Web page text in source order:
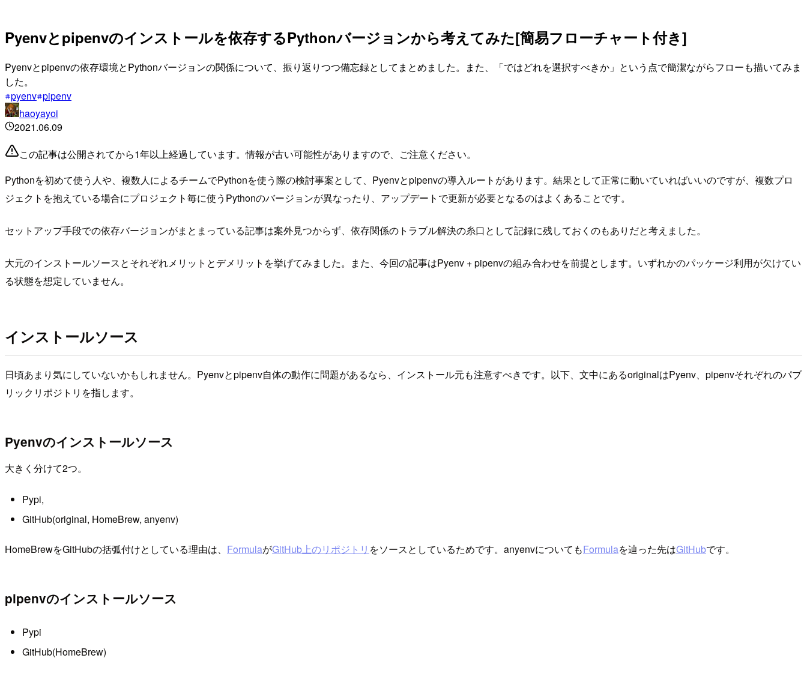
Pyenvとpipenvのインストールを依存するPythonバージョンから考えてみた[簡易フローチャート付き]
Pyenvとpipenvの依存環境とPythonバージョンの関係について、振り返りつつ備忘録としてまとめました。また、「ではどれを選択すべきか」という点で簡潔ながらフローも描いてみま
した。
pyenv pipenv
haoyayoi
2021.06.09
この記事は公開されてから1年以上経過しています。情報が古い可能性がありますので、ご注意ください。
Pythonを初めて使う人や、複数人によるチームでPythonを使う際の検討事案として、Pyenvとpipenvの導入ルートがあります。結果として正常に動いていればいいのですが、複数プロ
ジェクトを抱えている場合にプロジェクト毎に使うPythonのバージョンが異なったり、アップデートで更新が必要となるのはよくあることです。
セットアップ手段での依存バージョンがまとまっている記事は案外見つからず、依存関係のトラブル解決の糸口として記録に残しておくのもありだと考えました。
大元のインストールソースとそれぞれメリットとデメリットを挙げてみました。また、今回の記事はPyenv + pipenvの組み合わせを前提とします。いずれかのパッケージ利用が欠けてい
る状態を想定していません。
インストールソース
日頃あまり気にしていないかもしれません。Pyenvとpipenv自体の動作に問題があるなら、インストール元も注意すべきです。以下、文中にあるoriginalはPyenv、pipenvそれぞれのパブ
リックリポジトリを指します。
Pyenvのインストールソース
大きく分けて2つ。
Pypi,
GitHub(original, HomeBrew, anyenv)
HomeBrewをGitHubの括弧付けとしている理由は、 FormulaがGitHub上のリポジトリ をソースとしているためです。anyenvについてもFormulaを辿った先はGitHubです。
pipenvのインストールソース
Pypi
GitHub(HomeBrew)